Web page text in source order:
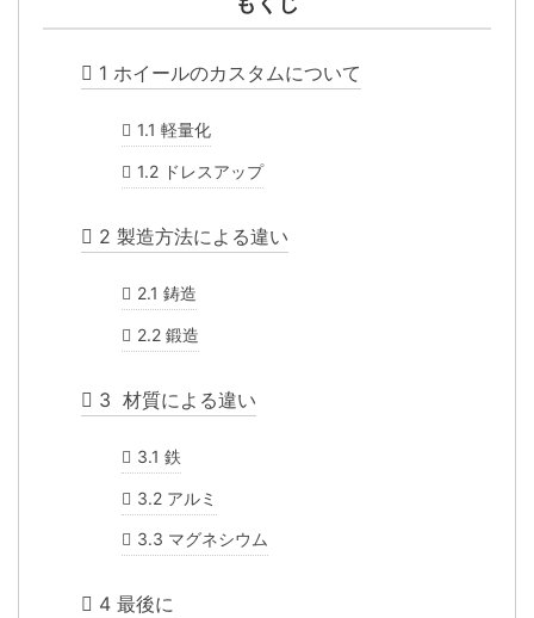
1 ホイールのカスタムについて
1.1 軽量化
1.2 ドレスアップ
2 製造方法による違い
2.1 鋳造
2.2 鍛造
3 材質による違い
3.1 鉄
3.2 アルミ
3.3 マグネシウム
4 最後に